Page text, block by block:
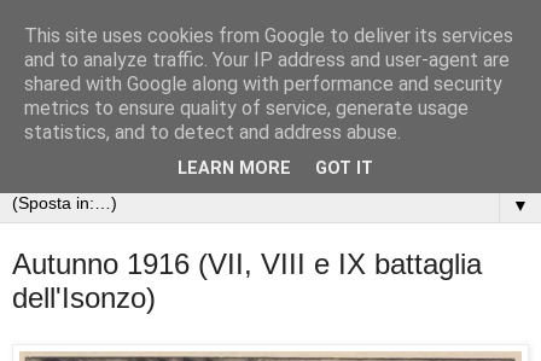
Arte nella Grande Guerra
Le opere d'arte e gli scritti dei soldati della Prima guerra
▼
Autunno 1916 (VII, VIII e IX battaglia
dell'Isonzo)
This site uses cookies from Google to deliver its services
and to analyze traffic. Your IP address and user-agent are
shared with Google along with performance and security
metrics to ensure quality of service, generate usage
statistics, and to detect and address abuse.
LEARN MORE GOT IT